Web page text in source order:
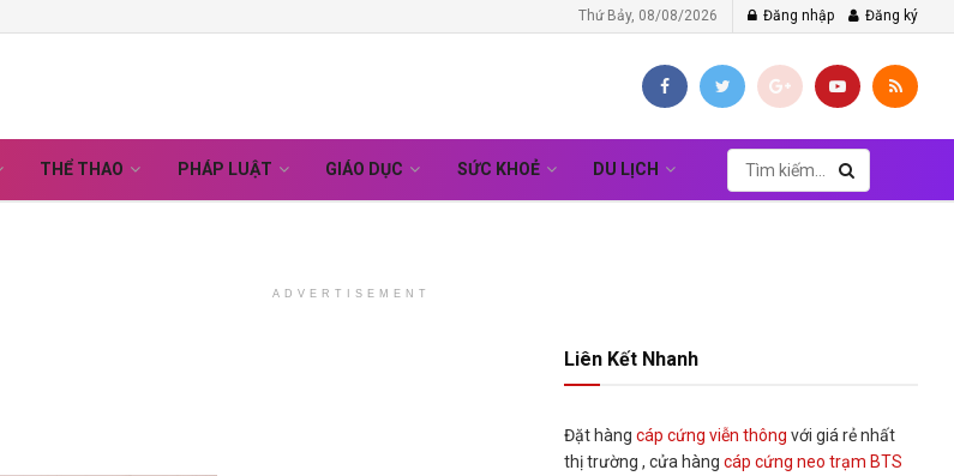
Thứ Bảy, 08/08/2026 Đăng nhập Đăng ký
THỂ THAO PHÁP LUẬT GIÁO DỤC SỨC KHOẺ DU LỊCH
ADVERTISEMENT
Liên Kết Nhanh
Đặt hàngcáp cứng viễn thông với giá rẻ nhất
thị trường , cửa hàngcáp cứng neo trạm BTS